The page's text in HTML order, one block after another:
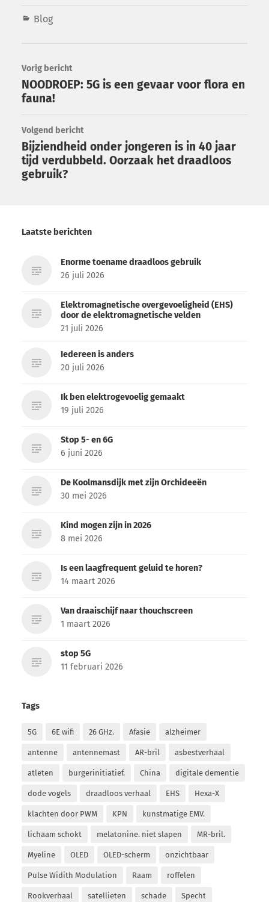
Blog
Vorig bericht
NOODROEP: 5G is een gevaar voor flora en
fauna!
Volgend bericht
Bijziendheid onder jongeren is in 40 jaar
tijd verdubbeld. Oorzaak het draadloos
gebruik?
Laatste berichten
Enorme toename draadloos gebruik
26 juli 2026
Elektromagnetische overgevoeligheid (EHS)
door de elektromagnetische velden
21 juli 2026
Iedereen is anders
20 juli 2026
Ik ben elektrogevoelig gemaakt
19 juli 2026
Stop 5- en 6G
6 juni 2026
De Koolmansdijk met zijn Orchideeën
30 mei 2026
Kind mogen zijn in 2026
8 mei 2026
Is een laagfrequent geluid te horen?
14 maart 2026
Van draaischijf naar thouchscreen
1 maart 2026
stop 5G
11 februari 2026
Tags
5G 6E wifi 26 GHz. Afasie alzheimer
antenne antennemast AR-bril asbestverhaal
atleten burgerinitiatief. China digitale dementie
dode vogels draadloos verhaal EHS Hexa-X
klachten door PWM KPN kunstmatige EMV.
lichaam schokt melatonine. niet slapen MR-bril.
Myeline OLED OLED-scherm onzichtbaar
Pulse Widith Modulation Raam roffelen
Rookverhaal satellieten schade Specht